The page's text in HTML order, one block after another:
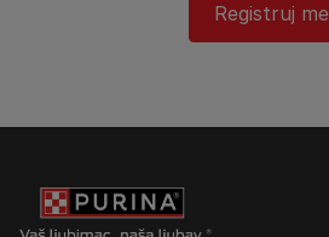
Registruj me​